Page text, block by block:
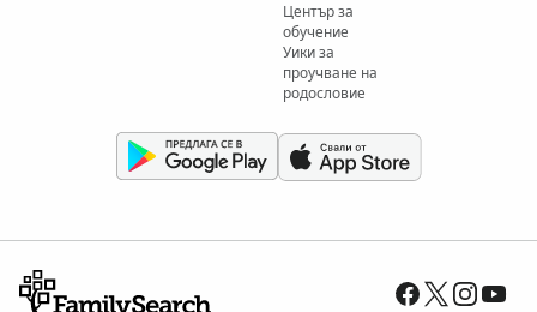
Център за
обучение
Уики за
проучване на
родословие